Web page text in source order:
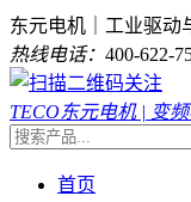
东元电机｜工业驱动
热线电话： 400-622-
TECO东元电机 | 变
首页